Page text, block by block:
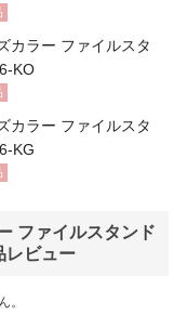
カラー ファイルスタ
KO
カラー ファイルスタ
KG
ファイルスタンド
レビュー
。